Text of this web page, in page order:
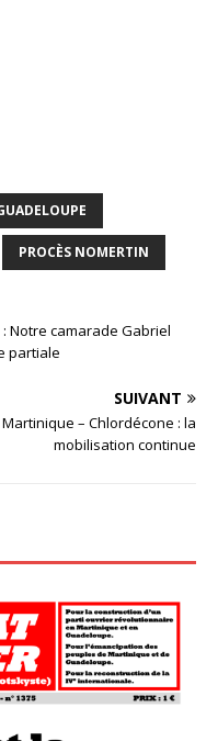
PROCÈS NOMERTIN
: Notre camarade Gabriel
partiale
SUIVANT
Martinique – Chlordécone : la
mobilisation continue